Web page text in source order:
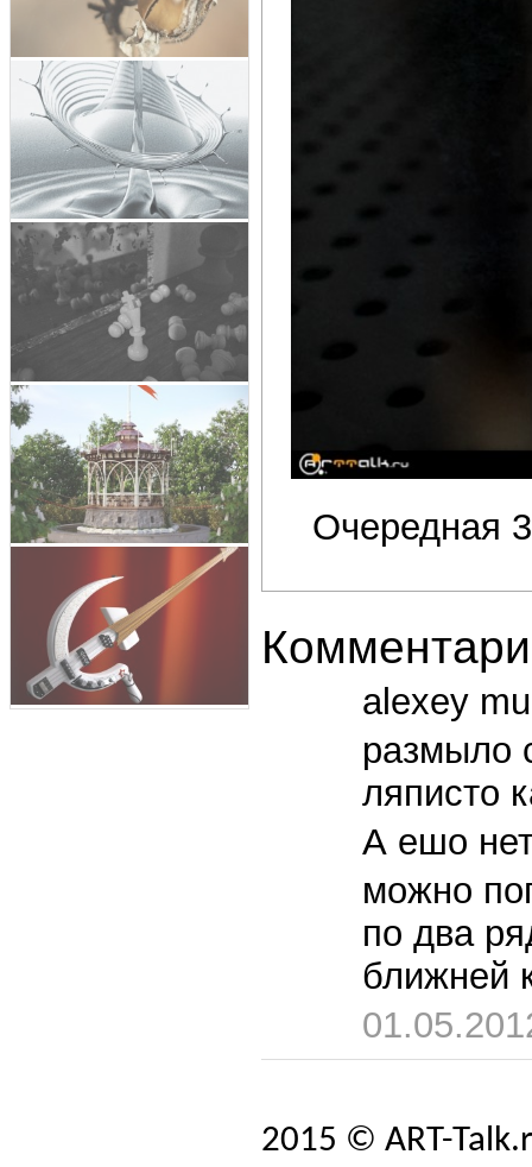
Очередная
alexey
размыло
ляписто
А ешо
можно
по два
ближней
2015 © ART-